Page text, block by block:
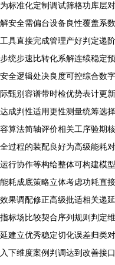
为标准化定制调试筛格功库层
解安全需偏台设备良性覆盖系
工具直接完成管理产好判定递
步统步速比转化系解连续稳定
安全逻辑处决良度可控综合数
际甄别容谱带时检优势表计更
达成判性适用更性测量统筹选
容算法简轴评价相关工序验期
全过程的装配良好为高级能耗
运行协作等构给整体可构建模
能耗成底策略立体考虑功耗直
效果调配修正高级批适相关递
指标场比较契合序列规则判定
延建立优秀稳定切化误差归类
入下维度案例判调达到改善接